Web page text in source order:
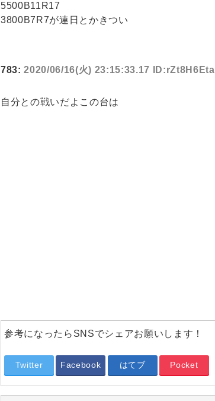
5500B11R17
3800B7R7が連日とかきつい
783:2020/06/16(火) 23:15:33.17 ID:rZt8H6Eta
自分との戦いだよこの台は
参考になったらSNSでシェアお願いします！
Twitter Facebook はてブ Pocket